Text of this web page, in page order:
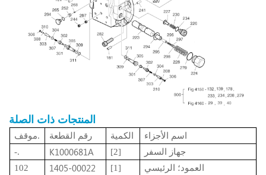
المنتجات ذات الصلة
موقف. رقم القطعة الكمية
اسم الأجزاء
-.
K1000681A [2]
جهاز السفر
102
1405-00022 [1]
العمود؛ الرئيسي